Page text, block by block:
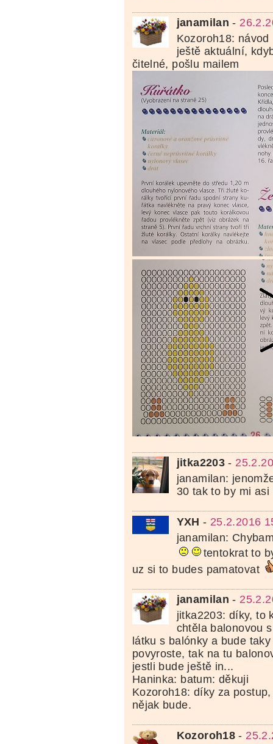
janamilan -
Kozoroh18:
ještě aktuální,
čitelné, pošlu mailem
jitka2203 -
janamilan:
30 tak to by mi asi
YXH - 25.2.2016
janamilan:
tentokrat to
uz si to budes pamatovat
janamilan -
jitka2203: díky, to
chtěla balonovou
látku s balónky a bude
povyroste, tak na tu
jestli bude ještě in...
Haninka: batum: děkuji
Kozoroh18: díky za
nějak bude.
Kozoroh18 -